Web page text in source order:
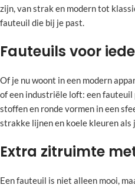
zijn, van strak en modern tot
fauteuil die bij je past.
Fauteuils voor
Of je nu woont in een modern
of een industriële loft: een
stoffen en ronde vormen in een
strakke lijnen en koele kleuren
Extra zitruimte
Een fauteuil is niet alleen mooi,